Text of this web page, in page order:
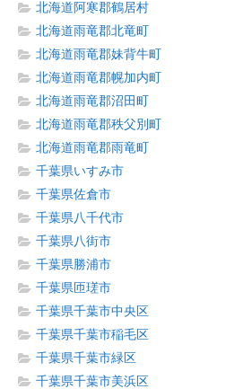
北海道阿寒郡鶴居村
北海道雨竜郡北竜町
北海道雨竜郡妹背牛町
北海道雨竜郡幌加内町
北海道雨竜郡沼田町
北海道雨竜郡秩父別町
北海道雨竜郡雨竜町
千葉県いすみ市
千葉県佐倉市
千葉県八千代市
千葉県八街市
千葉県勝浦市
千葉県匝瑳市
千葉県千葉市中央区
千葉県千葉市稲毛区
千葉県千葉市緑区
千葉県千葉市美浜区